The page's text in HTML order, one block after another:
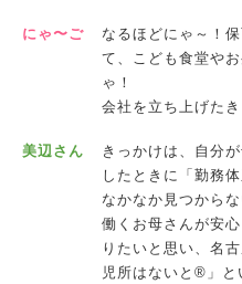
にゃ〜ご
なるほどにゃ～！
て、こども食堂や
ゃ！
会社を立ち上げた
美辺さん
きっかけは、自分
したときに「勤務
なかなか見つから
働くお母さんが安
りたいと思い、名
児所はないと®」と